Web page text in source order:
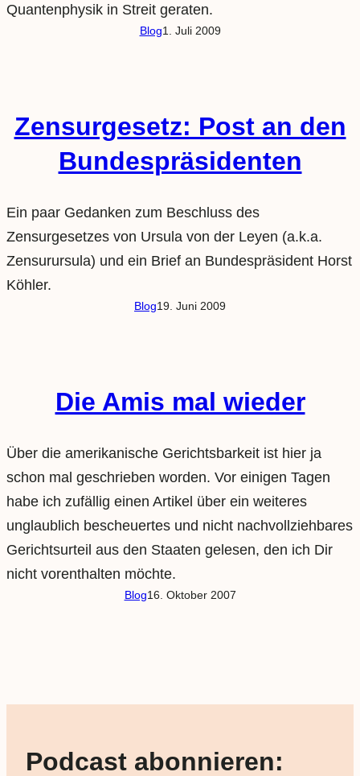
Quantenphysik in Streit geraten.
Blog1. Juli 2009
Zensurgesetz: Post an den
Bundespräsidenten
Ein paar Gedanken zum Beschluss des
Zensurgesetzes von Ursula von der Leyen (a.k.a.
Zensurursula) und ein Brief an Bundespräsident Horst
Köhler.
Blog19. Juni 2009
Die Amis mal wieder
Über die amerikanische Gerichtsbarkeit ist hier ja
schon mal geschrieben worden. Vor einigen Tagen
habe ich zufällig einen Artikel über ein weiteres
unglaublich bescheuertes und nicht nachvollziehbares
Gerichtsurteil aus den Staaten gelesen, den ich Dir
nicht vorenthalten möchte.
Blog16. Oktober 2007
Podcast abonnieren: